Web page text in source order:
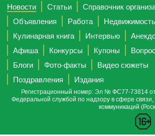
Новости Статьи
Справочник
Объявления
Работа
Недвижимость
Кулинарная книга
Интервью
Афиша
Конкурсы Купоны
Блоги
Фото-факты
Видео сюжеты
Поздравления
Издания
Регистрационный номер: Эл № ФС77-73814 от
Федеральной службой по надзору в сфере
коммуникаций